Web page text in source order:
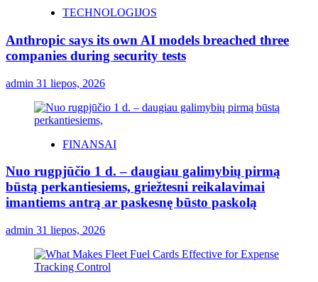
TECHNOLOGIJOS
Anthropic says its own AI models breached three
companies during security tests
admin 31 liepos, 2026
FINANSAI
Nuo rugpjūčio 1 d. – daugiau galimybių pirmą
būstą perkantiesiems, griežtesni reikalavimai
imantiems antrą ar paskesnę būsto paskolą
admin 31 liepos, 2026